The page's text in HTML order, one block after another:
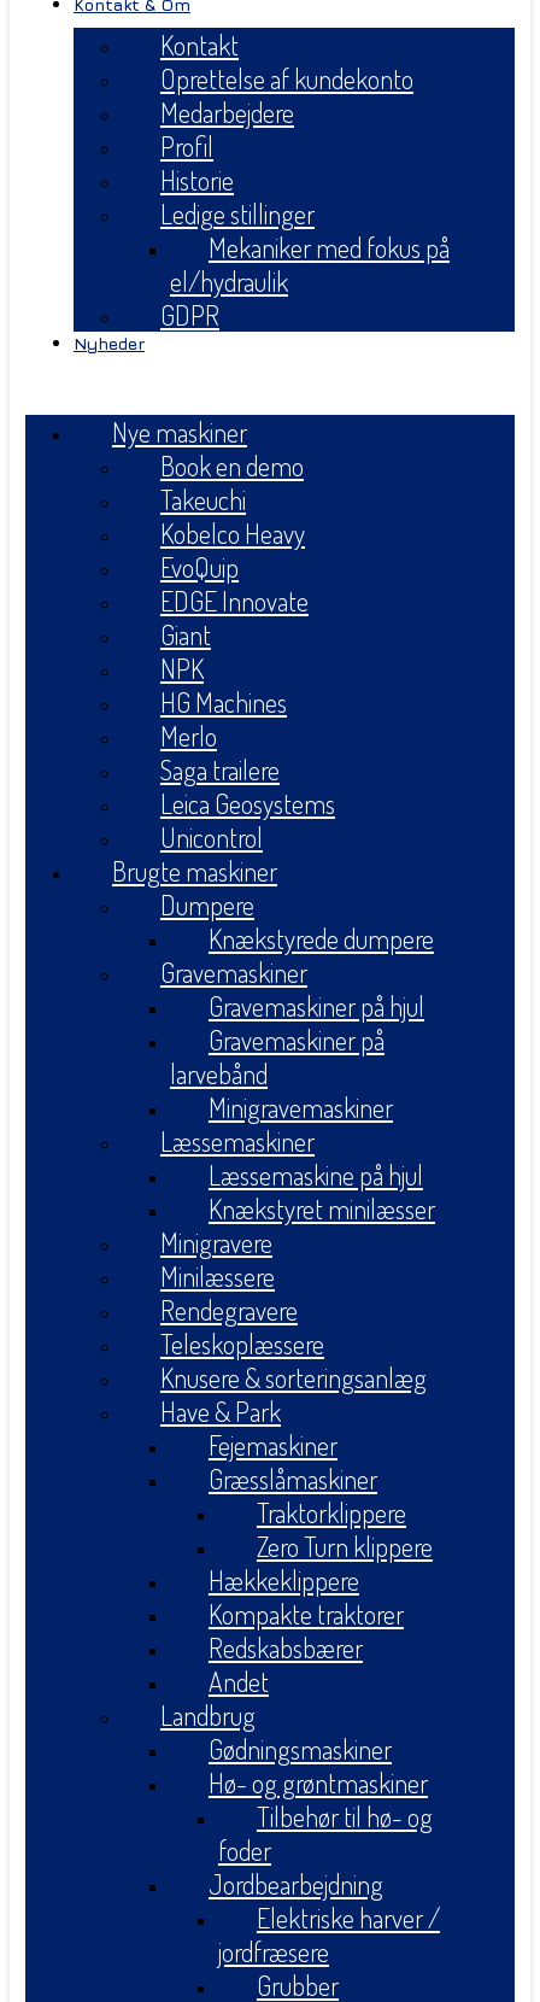
Kontakt & Om
Kontakt
Oprettelse af kundekonto
Medarbejdere
Profil
Historie
Ledige stillinger
Mekaniker med fokus på
el/hydraulik
GDPR
Nyheder
Nye maskiner
Book en demo
Takeuchi
Kobelco Heavy
EvoQuip
EDGE Innovate
Giant
NPK
HG Machines
Merlo
Saga trailere
Leica Geosystems
Unicontrol
Brugte maskiner
Dumpere
Knækstyrede dumpere
Gravemaskiner
Gravemaskiner på hjul
Gravemaskiner på
larvebånd
Minigravemaskiner
Læssemaskiner
Læssemaskine på hjul
Knækstyret minilæsser
Minigravere
Minilæssere
Rendegravere
Teleskoplæssere
Knusere & sorteringsanlæg
Have & Park
Fejemaskiner
Græsslåmaskiner
Traktorklippere
Zero Turn klippere
Hækkeklippere
Kompakte traktorer
Redskabsbærer
Andet
Landbrug
Gødningsmaskiner
Hø- og grøntmaskiner
Tilbehør til hø- og
foder
Jordbearbejdning
Elektriske harver /
jordfræsere
Grubber